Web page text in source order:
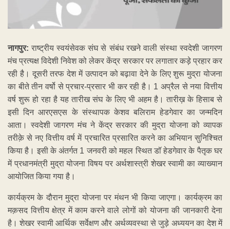
नागपुर: राष्ट्रीय स्वयंसेवक संघ से संबंध रखने वाली संस्था स्वदेशी जागरण
मंच प्रत्यक्ष विदेशी निवेश को लेकर केंद्र सरकार पर लगातार कड़े प्रहार कर
रही है। दूसरी तरफ देश में उत्पादन को बढ़ावा देने के लिए शुरू मुद्रा योजना
का बीते तीन वर्षो से प्रचार-प्रसार भी कर रही है। 1 अप्रैल से नया वित्तीय
वर्ष शुरू हो रहा है यह तारीख संघ के लिए भी अहम है। तारीख़ के हिसाब से
इसी दिन आरएसएस के संस्थापक केशव बलिराम हेडगेवार का जन्मदिन
आता। स्वदेशी जागरण मंच ने केंद्र सरकार की मुद्रा योजना को व्यापक
तरीक़े से नए वित्तीय वर्ष में प्रचारित प्रसारित करने का अभियान सुनिश्चित
किया है। इसी के अंतर्गत 1 जनवरी को महल स्थित डॉ हेडगेवार के पैतृक घर
में प्रधानमंत्री मुद्रा योजना विषय पर अर्थशास्त्री शेखर स्वामी का व्याख्यान
आयोजित किया गया है।
कार्यक्रम के दौरान मुद्रा योजना पर मंथन भी किया जाएगा। कार्यक्रम का
मक़सद वित्तीय क्षेत्र में काम करने वाले लोगों को योजना की जानकारी देना
है। शेखर स्वामी आर्थिक सर्वेक्षण और अर्थव्यवस्था से जुड़े अध्ययन का देश में